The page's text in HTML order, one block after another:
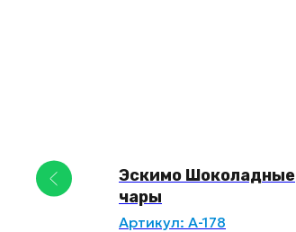
Эскимо Шоколадные
чары
Артикул: А-178